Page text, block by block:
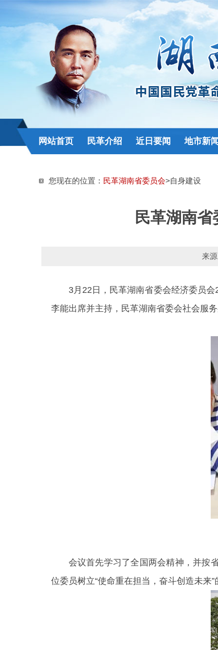
网站首页 民革介绍 近日要闻 地市新
您现在的位置： 民革湖南省委员会>自身建设
民革湖南
来
3月22日，民革湖南省委会经济委员
李能出席并主持，民革湖南省委会社会服
会议首先学习了全国两会精神，并按
位委员树立“使命重在担当，奋斗创造未来